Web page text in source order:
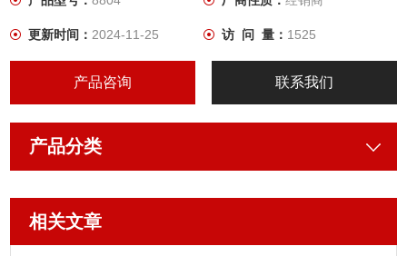
更新时间：2024-11-25 访 问 量： 1525
产品咨询 联系我们
产品分类
相关文章